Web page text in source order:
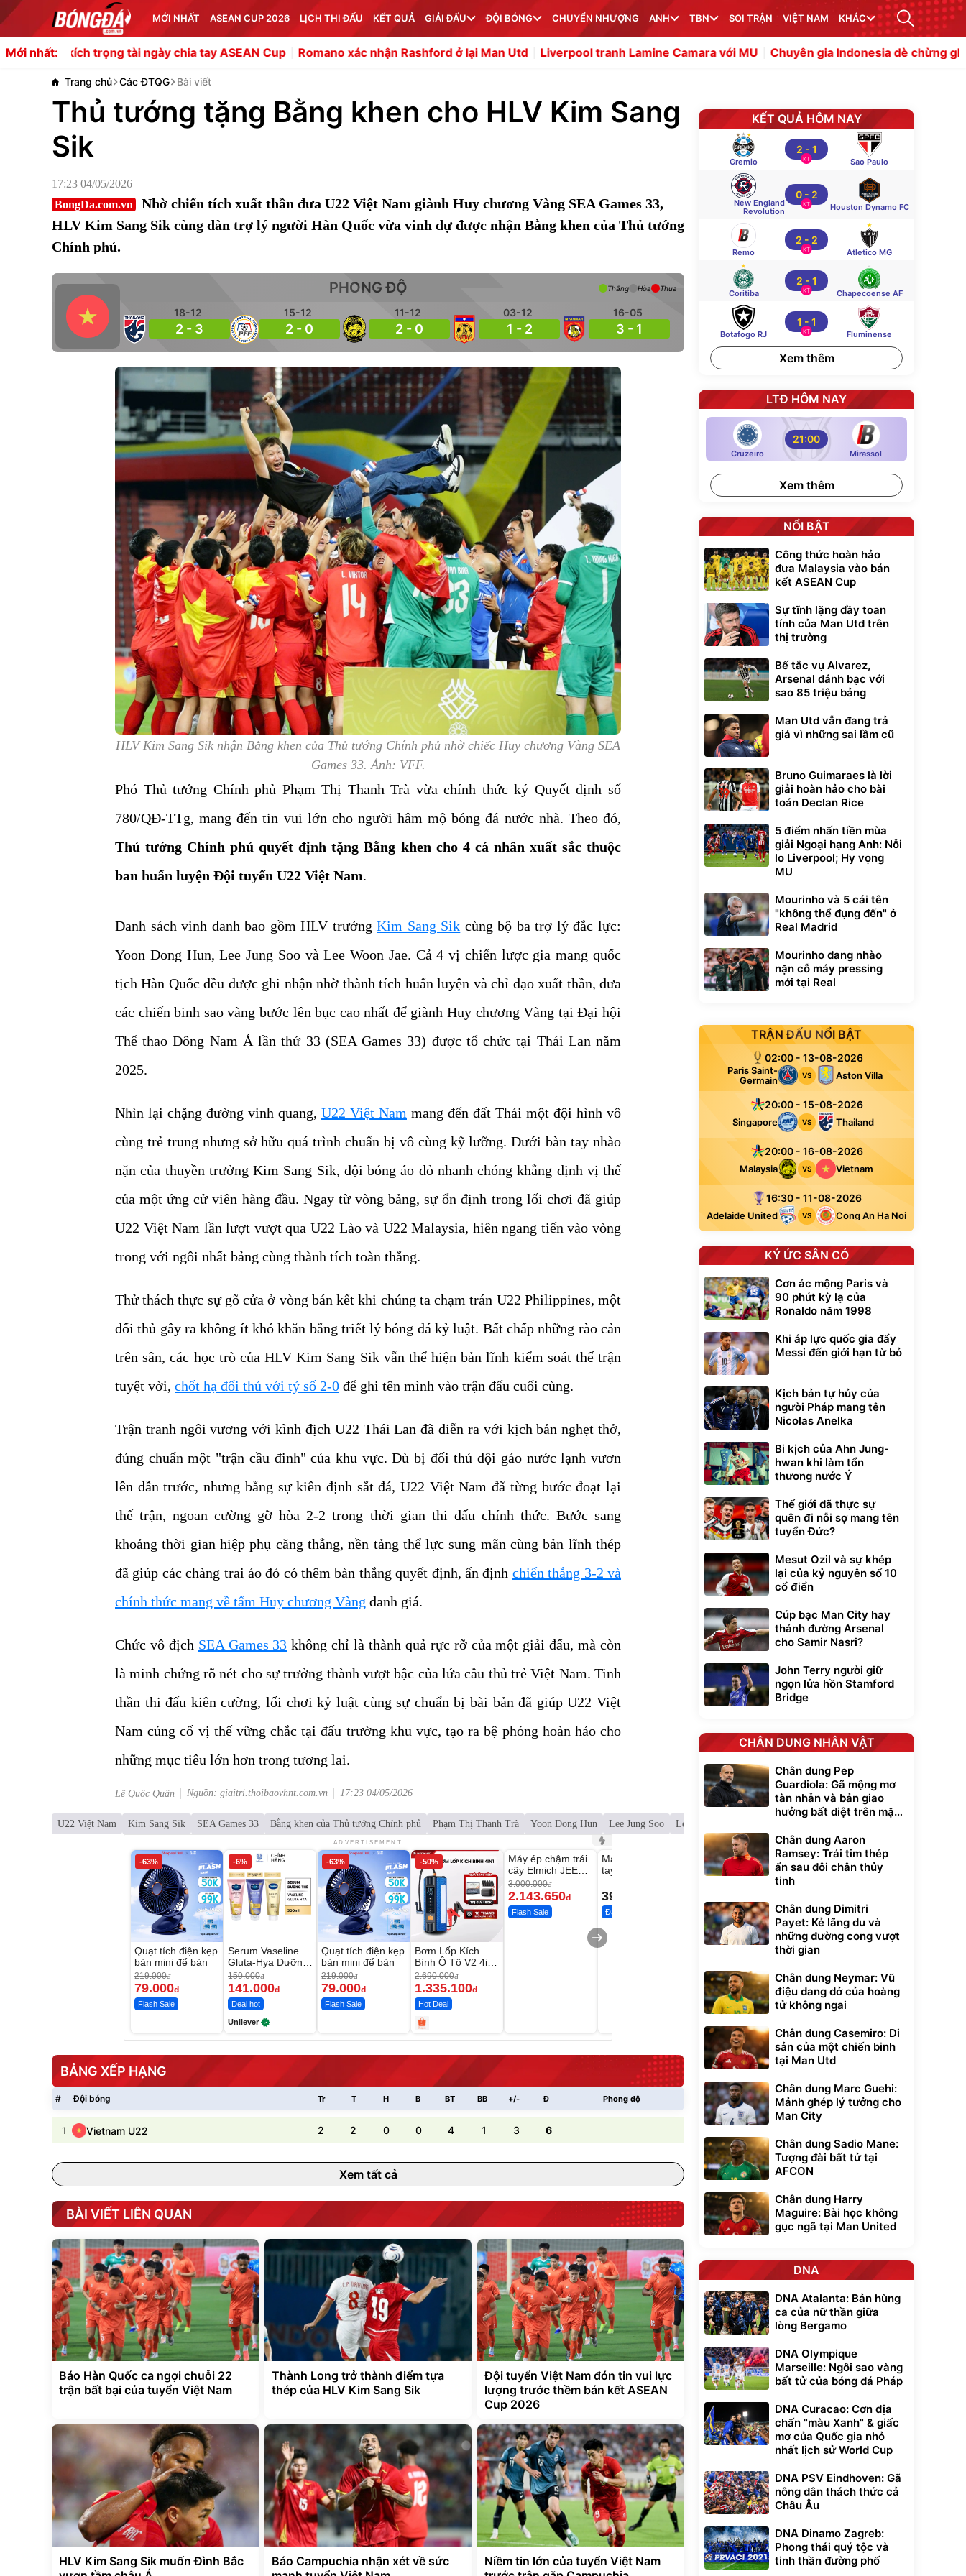
MỚI NHẤT ASEAN CUP 2026 LỊCH THI ĐẤU KẾT QUẢ GIẢI ĐẤU ĐỘI BÓNG CHUYỂN NHƯỢNG ANH TBN SOI TRẬN VIỆT NAM KHÁC
Mới nhất:
trọng tài ngày chia tay ASEAN Cup Romano xác nhận Rashford ở lại Man Utd Liverpool tranh Lamine Camara với MU Chuyên gia Indonesia dè chừng ghế dự bị của
Trang chủ Các ĐTQG Bài viết
Thủ tướng tặng Bằng khen cho HLV Kim Sang
Sik
17:23 04/05/2026
BongDa.com.vn
Nhờ chiến tích xuất thần đưa U22 Việt Nam giành Huy chương Vàng SEA Games 33,
HLV Kim Sang Sik cùng dàn trợ lý người Hàn Quốc vừa vinh dự được nhận Bằng khen của Thủ tướng
Chính phủ.
PHONG ĐỘ
18-12
2 - 3
15-12
2 - 0
11-12
2 - 0
03-12
1 - 2
16-05
3 - 1
Thắng Hòa Thua
HLV Kim Sang Sik nhận Bằng khen của Thủ tướng Chính phủ nhờ chiếc Huy chương Vàng SEA
Games 33. Ảnh: VFF.
Phó Thủ tướng Chính phủ Phạm Thị Thanh Trà vừa chính thức ký Quyết định số
780/QĐ-TTg, mang đến tin vui lớn cho người hâm mộ bóng đá nước nhà. Theo đó,
Thủ tướng Chính phủ quyết định tặng Bằng khen cho 4 cá nhân xuất sắc thuộc
ban huấn luyện Đội tuyển U22 Việt Nam.
Danh sách vinh danh bao gồm HLV trưởngKim Sang Sik cùng bộ ba trợ lý đắc lực:
Yoon Dong Hun, Lee Jung Soo và Lee Woon Jae. Cả 4 vị chiến lược gia mang quốc
tịch Hàn Quốc đều được ghi nhận nhờ thành tích huấn luyện và chỉ đạo xuất thần, đưa
các chiến binh sao vàng bước lên bục cao nhất để giành Huy chương Vàng tại Đại hội
Thể thao Đông Nam Á lần thứ 33 (SEA Games 33) được tổ chức tại Thái Lan năm
2025.
Nhìn lại chặng đường vinh quang, U22 Việt Nam mang đến đất Thái một đội hình vô
cùng trẻ trung nhưng sở hữu quá trình chuẩn bị vô cùng kỹ lưỡng. Dưới bàn tay nhào
nặn của thuyền trưởng Kim Sang Sik, đội bóng áo đỏ nhanh chóng khẳng định vị thế
của một ứng cử viên hàng đầu. Ngay từ vòng bảng, sự ổn định trong lối chơi đã giúp
U22 Việt Nam lần lượt vượt qua U22 Lào và U22 Malaysia, hiên ngang tiến vào vòng
trong với ngôi nhất bảng cùng thành tích toàn thắng.
Thử thách thực sự gõ cửa ở vòng bán kết khi chúng ta chạm trán U22 Philippines, một
đối thủ gây ra không ít khó khăn bằng triết lý bóng đá kỷ luật. Bất chấp những rào cản
trên sân, các học trò của HLV Kim Sang Sik vẫn thể hiện bản lĩnh kiểm soát thế trận
tuyệt vời, chốt hạ đối thủ với tỷ số 2-0 để ghi tên mình vào trận đấu cuối cùng.
Trận tranh ngôi vương với kình địch U22 Thái Lan đã diễn ra với kịch bản nghẹt thở,
đúng chuẩn một "trận cầu đinh" của khu vực. Dù bị đối thủ dội gáo nước lạnh vươn
lên dẫn trước, nhưng bằng sự kiên định sắt đá, U22 Việt Nam đã từng bước đoạt lại
thế trận, ngoan cường gỡ hòa 2-2 trong thời gian thi đấu chính thức. Bước sang
khoảng thời gian hiệp phụ căng thẳng, nền tảng thể lực sung mãn cùng bản lĩnh thép
đã giúp các chàng trai áo đỏ có thêm bàn thắng quyết định, ấn định chiến thắng 3-2 và
chính thức mang về tấm Huy chương Vàng danh giá.
Chức vô địch SEA Games 33 không chỉ là thành quả rực rỡ của một giải đấu, mà còn
là minh chứng rõ nét cho sự trưởng thành vượt bậc của lứa cầu thủ trẻ Việt Nam. Tinh
thần thi đấu kiên cường, lối chơi kỷ luật cùng sự chuẩn bị bài bản đã giúp U22 Việt
Nam củng cố vị thế vững chắc tại đấu trường khu vực, tạo ra bệ phóng hoàn hảo cho
những mục tiêu lớn hơn trong tương lai.
Lê Quốc Quân Nguồn: giaitri.thoibaovhnt.com.vn 17:23 04/05/2026
U22 Việt Nam Kim Sang Sik SEA Games 33 Bằng khen của Thủ tướng Chính phủ Phạm Thị Thanh Trà Yoon Dong Hun Lee Jung Soo Lee Woon Jae
ADVERTISEMENT
-63%
Quạt tích điện kẹp
bàn mini để bàn
219.000đ
79.000đ
Flash Sale
-6%
Serum Vaseline
Gluta-Hya Dưỡng
Da Sáng Mịn Sau
7 Ngày
150.000đ
141.000đ
Deal hot
Unilever
-63%
Quạt tích điện kẹp
bàn mini để bàn
219.000đ
79.000đ
Flash Sale
-50%
Bơm Lốp Kích
Bình Ô Tô V2 4in1
MEDICAR –
12.000mAh
2.690.000đ
1.335.100đ
Hot Deal
-28%
Máy ép chậm trái
cây Elmich JEE
1855OL
3.000.000đ
2.143.650đ
Flash Sale
Máy rửa xe cầm
tay xịt rửa cao áp
399.000
Đã bán nhiều
nhôm 03 lớp
392.000đ
325.000đ
Đã bán nhiều
Xe đạp điện trợ
gấp gọn bỏ cốp
tiện lợi
9.900.000đ
7.092.000đ
Đang xem nhiều
BẢNG XẾP HẠNG
# Đội bóng Tr T H B BT BB +/- Đ Phong độ
1 Vietnam U22 2 2 0 0 4 1 3 6
Xem tất cả
BÀI VIẾT LIÊN QUAN
Báo Hàn Quốc ca ngợi chuỗi 22
trận bất bại của tuyển Việt Nam
Thành Long trở thành điểm tựa
thép của HLV Kim Sang Sik
Đội tuyển Việt Nam đón tin vui lực
lượng trước thềm bán kết ASEAN
Cup 2026
HLV Kim Sang Sik muốn Đình Bắc
Báo Campuchia nhận xét về sức
Niềm tin lớn của tuyển Việt Nam
KẾT QUẢ HÔM NAY
Gremio
2 - 1
KT Sao Paulo
New England
Revolution
0 - 2
KT Houston Dynamo FC
Remo
2 - 2
KT Atletico MG
Coritiba
2 - 1
KT Chapecoense AF
Botafogo RJ
1 - 1
KT Fluminense
Xem thêm
LTĐ HÔM NAY
Cruzeiro
21:00
Mirassol
Xem thêm
NỔI BẬT
Công thức hoàn hảo
đưa Malaysia vào bán
kết ASEAN Cup
Sự tĩnh lặng đầy toan
tính của Man Utd trên
thị trường
Bế tắc vụ Alvarez,
Arsenal đánh bạc với
sao 85 triệu bảng
Man Utd vẫn đang trả
giá vì những sai lầm cũ
Bruno Guimaraes là lời
giải hoàn hảo cho bài
toán Declan Rice
5 điểm nhấn tiền mùa
giải Ngoại hạng Anh: Nỗi
lo Liverpool; Hy vọng
MU
Mourinho và 5 cái tên
"không thể đụng đến" ở
Real Madrid
Mourinho đang nhào
nặn cỗ máy pressing
mới tại Real
TRẬN ĐẤU NỔI BẬT
02:00 - 13-08-2026
Paris Saint-
Germain
VS Aston Villa
20:00 - 15-08-2026
Singapore VS Thailand
20:00 - 16-08-2026
Malaysia VS Vietnam
16:30 - 11-08-2026
Adelaide United VS Cong An Ha Noi
KÝ ỨC SÂN CỎ
Cơn ác mộng Paris và
90 phút kỳ lạ của
Ronaldo năm 1998
Khi áp lực quốc gia đẩy
Messi đến giới hạn từ bỏ
Kịch bản tự hủy của
người Pháp mang tên
Nicolas Anelka
Bi kịch của Ahn Jung-
hwan khi làm tổn
thương nước Ý
Thế giới đã thực sự
quên đi nỗi sợ mang tên
tuyển Đức?
Mesut Ozil và sự khép
lại của kỷ nguyên số 10
cổ điển
Cúp bạc Man City hay
thánh đường Arsenal
cho Samir Nasri?
John Terry người giữ
ngọn lửa hồn Stamford
Bridge
CHÂN DUNG NHÂN VẬT
Chân dung Pep
Guardiola: Gã mộng mơ
tàn nhẫn và bản giao
hưởng bất diệt trên mặt
Chân dung Aaron
Ramsey: Trái tim thép
ẩn sau đôi chân thủy
tinh
Chân dung Dimitri
Payet: Kẻ lãng du và
những đường cong vượt
thời gian
Chân dung Neymar: Vũ
điệu dang dở của hoàng
tử không ngai
Chân dung Casemiro: Di
sản của một chiến binh
tại Man Utd
Chân dung Marc Guehi:
Mảnh ghép lý tưởng cho
Man City
Chân dung Sadio Mane:
Tượng đài bất tử tại
AFCON
Chân dung Harry
Maguire: Bài học không
gục ngã tại Man United
DNA
DNA Atalanta: Bản hùng
ca của nữ thần giữa
lòng Bergamo
DNA Olympique
Marseille: Ngôi sao vàng
bất tử của bóng đá Pháp
DNA Curacao: Cơn địa
chấn "màu Xanh" & giấc
mơ của Quốc gia nhỏ
nhất lịch sử World Cup
DNA PSV Eindhoven: Gã
nông dân thách thức cả
Châu Âu
DNA Dinamo Zagreb:
Phong thái quý tộc và
tinh thần đường phố